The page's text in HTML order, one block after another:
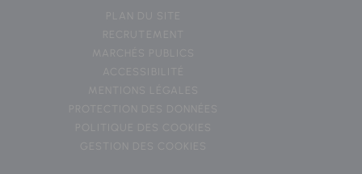
PLAN DU SITE
RECRUTEMENT
MARCHÉS PUBLICS
ACCESSIBILITÉ
MENTIONS LÉGALES